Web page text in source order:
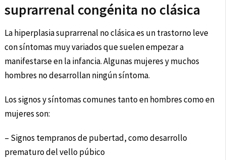
suprarrenal congénita no clásica
La hiperplasia suprarrenal no clásica es un trastorno leve
con síntomas muy variados que suelen empezar a
manifestarse en la infancia. Algunas mujeres y muchos
hombres no desarrollan ningún síntoma.
Los signos y síntomas comunes tanto en hombres como en
mujeres son:
– Signos tempranos de pubertad, como desarrollo
prematuro del vello púbico